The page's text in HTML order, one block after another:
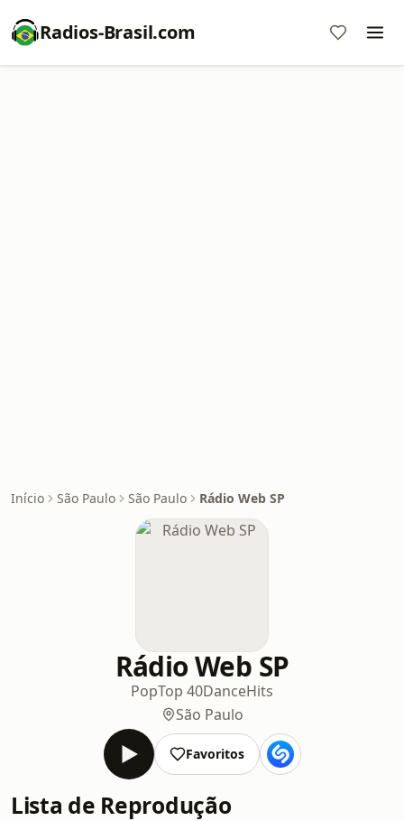
Radios-Brasil.com
Início São Paulo São Paulo Rádio Web SP
Rádio Web SP
PopTop 40DanceHits
São Paulo
Favoritos
Lista de Reprodução